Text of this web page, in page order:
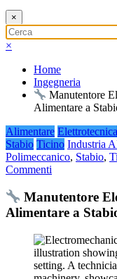
×
×
Home
Ingegneria
Manutentore
Alimentare a
Alimentare Elettrotecnica
Stabio Ticino Industria
Polimeccanico, Stabio,
Commenti
Manutentore
Alimentare a